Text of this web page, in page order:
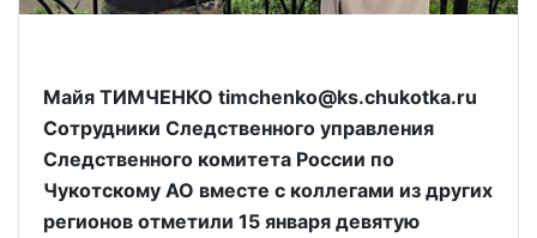
Майя ТИМЧЕНКО timchenko@ks.chukotka.ru
Сотрудники Следственного управления
Следственного комитета России по
Чукотскому АО вместе с коллегами из других
регионов отметили 15 января девятую